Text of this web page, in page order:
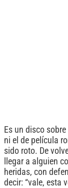
Es un disco
ni el de película
sido roto. De
llegar a alguien
heridas, con
decir: “vale, esta